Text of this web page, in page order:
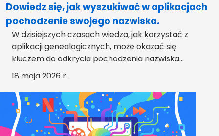
Dowiedz się, jak wyszukiwać w aplikacjach
pochodzenie swojego nazwiska.
W dzisiejszych czasach wiedza, jak korzystać z
aplikacji genealogicznych, może okazać się
kluczem do odkrycia pochodzenia nazwiska...
18 maja 2026 r.